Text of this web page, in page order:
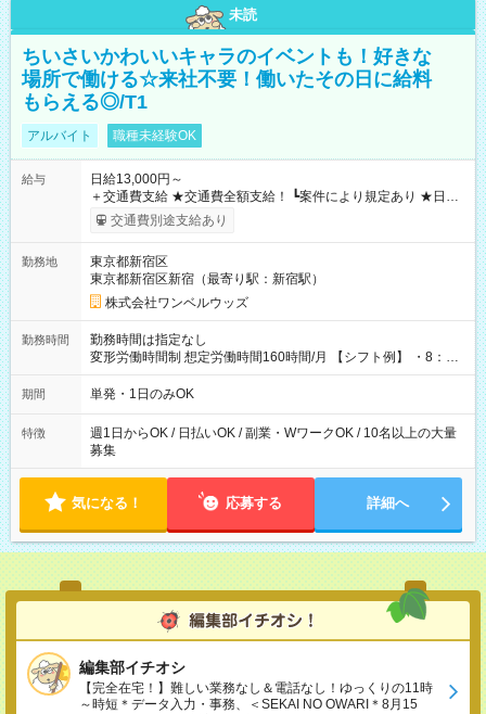
未読
ちいさいかわいいキャラのイベントも！好きな
場所で働ける☆来社不要！働いたその日に給料
もらえる◎/T1
アルバイト 職種未経験OK
給与
日給13,000円～
＋交通費支給 ★交通費全額支給！ ┗案件により規定あり ★日払
いOK！（規定あり） ┗働いたその日に現金GET♪ お仕事後はコ
ンビニATMから 日払い分を引き落とせます！ 【試用期間】試
交通費別途支給あり
勤務地
東京都新宿区
東京都新宿区新宿（最寄り駅：新宿駅）
株式会社ワンベルウッズ
勤務時間
勤務時間は指定なし
変形労働時間制 想定労働時間160時間/月 【シフト例】 ・8：00
～21：00
期間 単発・1日のみOK
特徴
週1日からOK / 日払いOK / 副業・WワークOK / 10名以上の大量
募集
気になる！ 応募する 詳細へ
編集部イチオシ
【完全在宅！】難しい業務なし＆電話なし！ゆっくりの11時
～時短＊データ入力・事務、＜SEKAI NO OWARI＊8月15